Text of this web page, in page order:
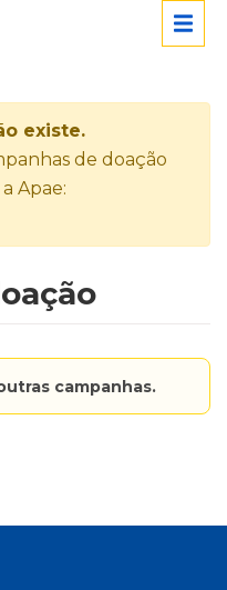
existe.
de doação
Apae:
campanhas.